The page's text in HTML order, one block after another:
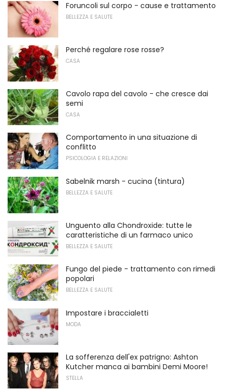
Foruncoli sul corpo - cause e trattamento
BELLEZZA E SALUTE
Perché regalare rose rosse?
CASA
Cavolo rapa del cavolo - che cresce dai
semi
CASA
Comportamento in una situazione di
conflitto
PSICOLOGIA E RELAZIONI
Sabelnik marsh - cucina (tintura)
BELLEZZA E SALUTE
Unguento alla Chondroxide: tutte le
caratteristiche di un farmaco unico
BELLEZZA E SALUTE
Fungo del piede - trattamento con rimedi
popolari
BELLEZZA E SALUTE
Impostare i braccialetti
MODA
La sofferenza dell'ex patrigno: Ashton
Kutcher manca ai bambini Demi Moore!
STELLA